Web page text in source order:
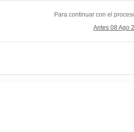
Para continuar con el
Antes 08 Ago